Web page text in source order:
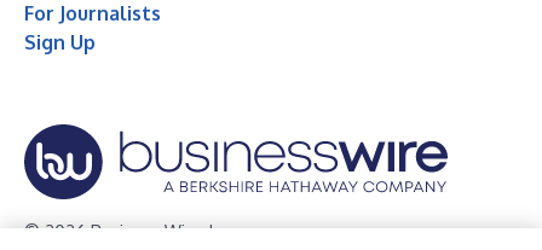
For Journalists
Sign Up
© 2026 Business Wire, Inc.